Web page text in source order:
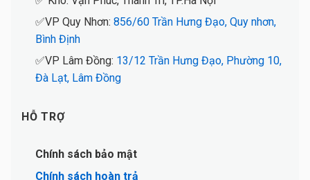
✅VP Quy Nhơn: 856/60 Trần Hưng Đạo, Quy nhơn,
Bình Định
✅VP Lâm Đồng: 13/12 Trần Hưng Đạo, Phường 10,
Đà Lạt, Lâm Đồng
HỖ TRỢ
Chính sách bảo mật
Chính sách hoàn trả